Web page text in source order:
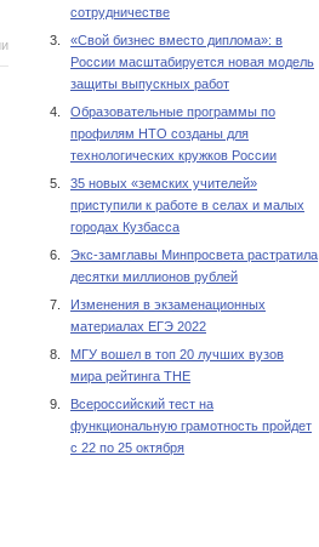
сотрудничестве
3.
«Свой бизнес вместо диплома»: в
России масштабируется новая модель
защиты выпускных работ
4.
Образовательные программы по
профилям НТО созданы для
технологических кружков России
5.
35 новых «земских учителей»
приступили к работе в селах и малых
городах Кузбасса
6.
Экс-замглавы Минпросвета растратила
десятки миллионов рублей
7.
Изменения в экзаменационных
материалах ЕГЭ 2022
8.
МГУ вошел в топ 20 лучших вузов
мира рейтинга THE
9.
Всероссийский тест на
функциональную грамотность пройдет
с 22 по 25 октября